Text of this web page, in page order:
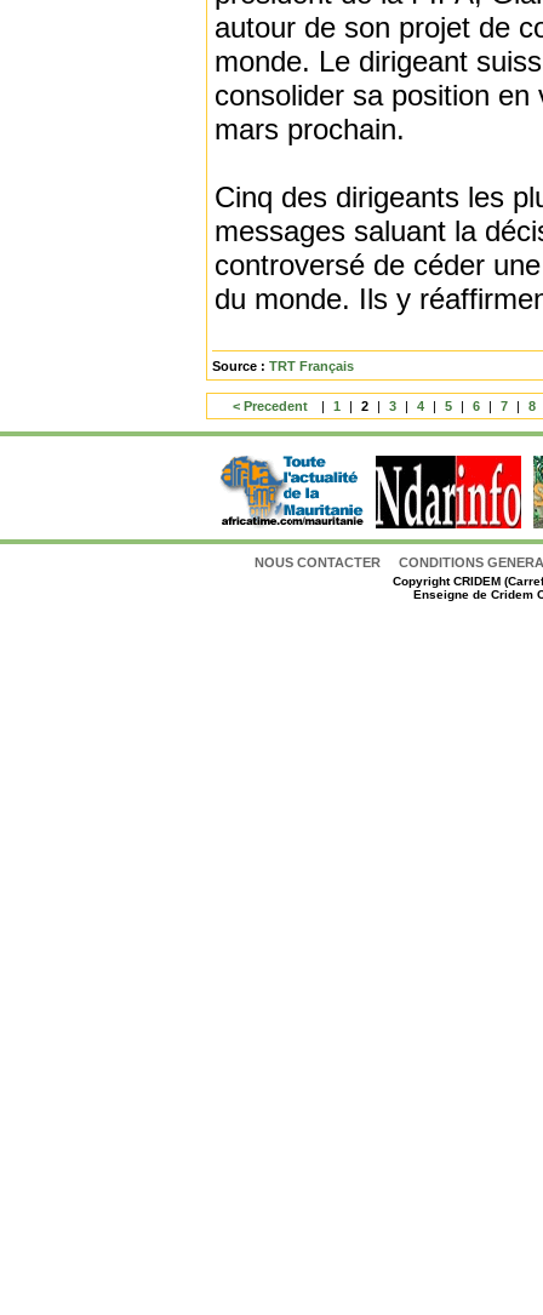
autour de son projet de
monde. Le dirigeant
consolider sa position
mars prochain.
Cinq des dirigeants les
messages saluant la
controversé de céder
du monde. Ils y
Source : TRT Français
< Precedent | 1 | 2 | 3 | 4 | 5 | 6 | 7 | 8
NOUS CONTACTER CONDITIONS
CopyrightCRIDEM
Enseigne de Cridem